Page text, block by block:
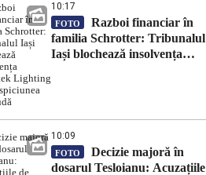
10:17
FOTO
Razboi financiar în
familia Schrotter: Tribunalul
Iași blochează insolvența
10:09
FOTO
Decizie majoră în
dosarul Tesloianu: Acuzațiile